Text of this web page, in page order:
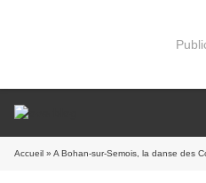
Accueil » A Bohan-sur-Semois, la danse des